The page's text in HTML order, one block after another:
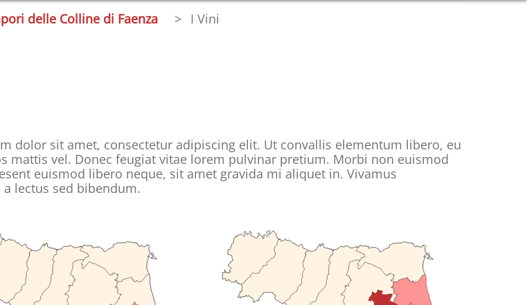
delle Colline di Faenza I Vini
dolor sit amet, consectetur adipiscing elit. Ut convallis elementum libero, eu
mattis vel. Donec feugiat vitae lorem pulvinar pretium. Morbi non euismod
euismod libero neque, sit amet gravida mi aliquet in. Vivamus
a lectus sed bibendum.